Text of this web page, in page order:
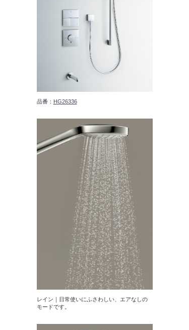
品番： HG26336
レイン｜日常使いにふさわしい、エアなしの
モードです。